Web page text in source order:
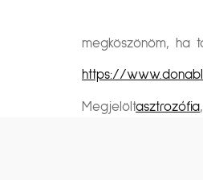
megköszönöm, ha
https://
Megjelöltasztrozófia,